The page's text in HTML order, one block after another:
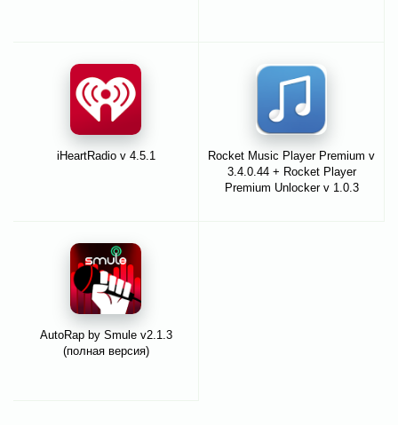
iHeartRadio v 4.5.1
Rocket Music Player Premium v
3.4.0.44 + Rocket Player
Premium Unlocker v 1.0.3
AutoRap by Smule v2.1.3
(полная версия)